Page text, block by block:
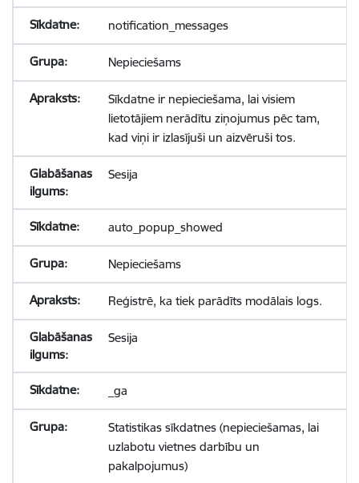
notification_messages
Nepieciešams
Sīkdatne ir nepieciešama, lai visiem
lietotājiem nerādītu ziņojumus pēc tam,
kad viņi ir izlasījuši un aizvēruši tos.
Sesija
auto_popup_showed
Nepieciešams
Reģistrē, ka tiek parādīts modālais logs.
Sesija
_ga
Statistikas sīkdatnes (nepieciešamas, lai
uzlabotu vietnes darbību un
pakalpojumus)